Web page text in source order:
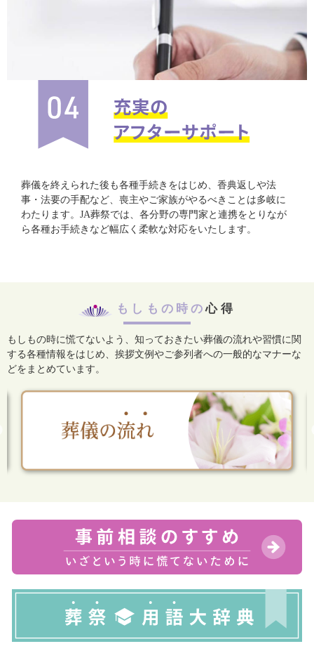
葬儀を終えられた後も各種手続きをはじめ、香典返しや法
事・法要の手配など、喪主やご家族がやるべきことは多岐に
わたります。JA葬祭では、各分野の専門家と連携をとりなが
ら各種お手続きなど幅広く柔軟な対応をいたします。
もしもの時の心得
もしもの時に慌てないよう、知っておきたい葬儀の流れや習慣に関
する各種情報をはじめ、 挨拶文例やご参列者への一般的なマナーな
どをまとめています。